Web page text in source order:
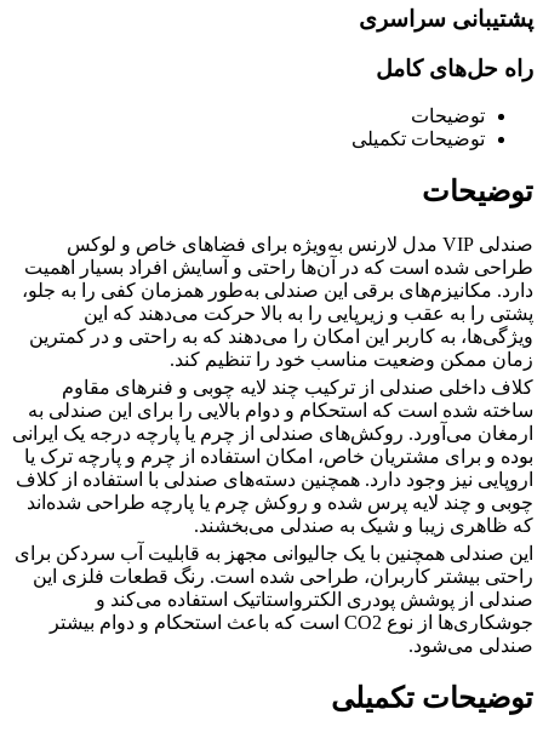
پشتیبانی سراسری
راه حل‌های کامل
توضیحات
توضیحات تکمیلی
توضیحات
صندلی VIP مدل لارنس به‌ویژه برای فضاهای خاص و لوکس
طراحی شده است که در آن‌ها راحتی و آسایش افراد بسیار اهمیت
دارد. مکانیزم‌های برقی این صندلی به‌طور همزمان کفی را به جلو،
پشتی را به عقب و زیرپایی را به بالا حرکت می‌دهند که این
ویژگی‌ها، به کاربر این امکان را می‌دهند که به راحتی و در کمترین
زمان ممکن وضعیت مناسب خود را تنظیم کند.
کلاف داخلی صندلی از ترکیب چند لایه چوبی و فنرهای مقاوم
ساخته شده است که استحکام و دوام بالایی را برای این صندلی به
ارمغان می‌آورد. روکش‌های صندلی از چرم یا پارچه درجه یک ایرانی
بوده و برای مشتریان خاص، امکان استفاده از چرم و پارچه ترک یا
اروپایی نیز وجود دارد. همچنین دسته‌های صندلی با استفاده از کلاف
چوبی و چند لایه پرس شده و روکش چرم یا پارچه طراحی شده‌اند
که ظاهری زیبا و شیک به صندلی می‌بخشند.
این صندلی همچنین با یک جالیوانی مجهز به قابلیت آب سردکن برای
راحتی بیشتر کاربران، طراحی شده است. رنگ قطعات فلزی این
صندلی از پوشش پودری الکترواستاتیک استفاده می‌کند و
جوشکاری‌ها از نوع CO2 است که باعث استحکام و دوام بیشتر
صندلی می‌شود.
توضیحات تکمیلی